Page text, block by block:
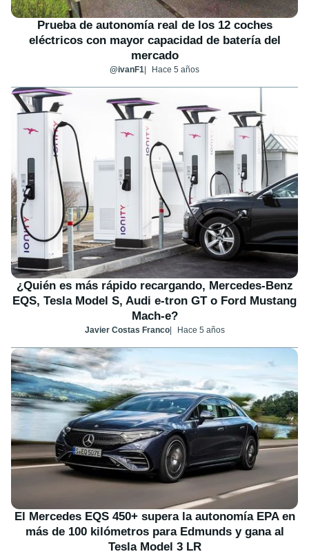
Prueba de autonomía real de los 12 coches
eléctricos con mayor capacidad de batería del
mercado
@ivanF1 Hace 5 años
¿Quién es más rápido recargando, Mercedes-Benz
EQS, Tesla Model S, Audi e-tron GT o Ford Mustang
Mach-e?
Javier Costas Franco Hace 5 años
El Mercedes EQS 450+ supera la autonomía EPA en
más de 100 kilómetros para Edmunds y gana al
Tesla Model 3 LR